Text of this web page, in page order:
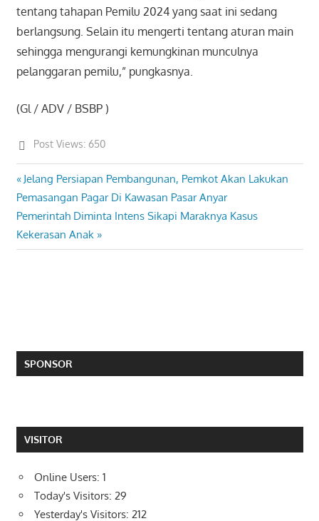
tentang tahapan Pemilu 2024 yang saat ini sedang
berlangsung. Selain itu mengerti tentang aturan main
sehingga mengurangi kemungkinan munculnya
pelanggaran pemilu,” pungkasnya.
(Gl / ADV / BSBP )
Post Views: 650
Post
navigation
Previous
Post:
Jelang Persiapan Pembangunan, Pemkot Akan Lakukan
Pemasangan Pagar Di Kawasan Pasar Anyar
Next
Post:
Pemerintah Diminta Intens Sikapi Maraknya Kasus
Kekerasan Anak
SPONSOR
VISITOR
Online Users: 1
Today's Visitors: 29
Yesterday's Visitors: 212